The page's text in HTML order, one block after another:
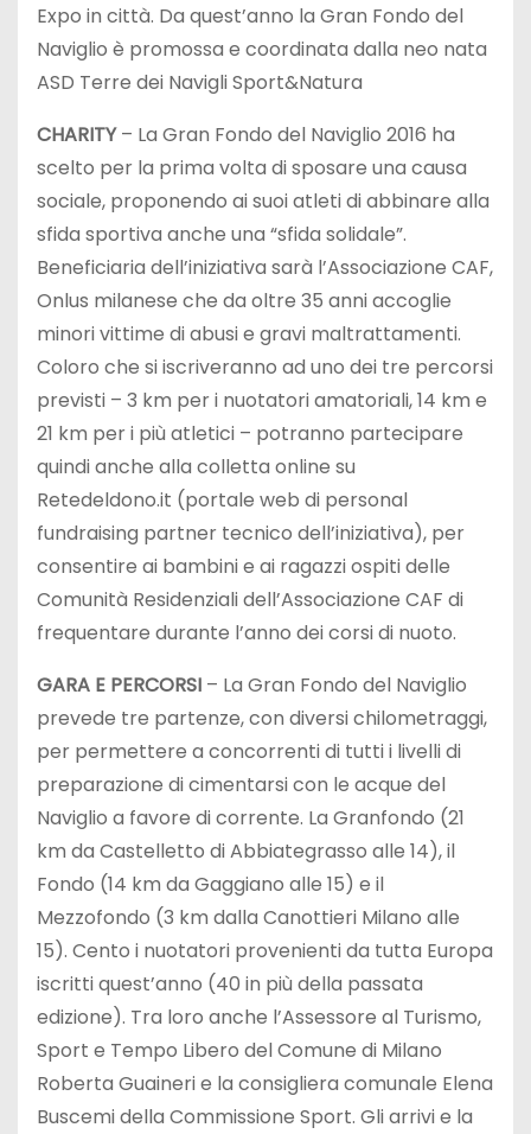
Expo in città. Da quest’anno la Gran Fondo del
Naviglio è promossa e coordinata dalla neo nata
ASD Terre dei Navigli Sport&Natura
CHARITY– La Gran Fondo del Naviglio 2016 ha
scelto per la prima volta di sposare una causa
sociale, proponendo ai suoi atleti di abbinare alla
sfida sportiva anche una “sfida solidale”.
Beneficiaria dell’iniziativa sarà l’Associazione CAF,
Onlus milanese che da oltre 35 anni accoglie
minori vittime di abusi e gravi maltrattamenti.
Coloro che si iscriveranno ad uno dei tre percorsi
previsti – 3 km per i nuotatori amatoriali, 14 km e
21 km per i più atletici – potranno partecipare
quindi anche alla colletta online su
Retedeldono.it (portale web di personal
fundraising partner tecnico dell’iniziativa), per
consentire ai bambini e ai ragazzi ospiti delle
Comunità Residenziali dell’Associazione CAF di
frequentare durante l’anno dei corsi di nuoto.
GARA E PERCORSI – La Gran Fondo del Naviglio
prevede tre partenze, con diversi chilometraggi,
per permettere a concorrenti di tutti i livelli di
preparazione di cimentarsi con le acque del
Naviglio a favore di corrente. La Granfondo (21
km da Castelletto di Abbiategrasso alle 14), il
Fondo (14 km da Gaggiano alle 15) e il
Mezzofondo (3 km dalla Canottieri Milano alle
15). Cento i nuotatori provenienti da tutta Europa
iscritti quest’anno (40 in più della passata
edizione). Tra loro anche l’Assessore al Turismo,
Sport e Tempo Libero del Comune di Milano
Roberta Guaineri e la consigliera comunale Elena
Buscemi della Commissione Sport. Gli arrivi e la